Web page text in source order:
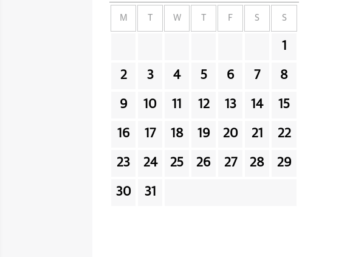
M W F S S
1
2 3 4 5 6 7 8
9 10 11 12 13 14 15
16 17 18 19 20 21 22
23 24 25 26 27 28 29
30 31